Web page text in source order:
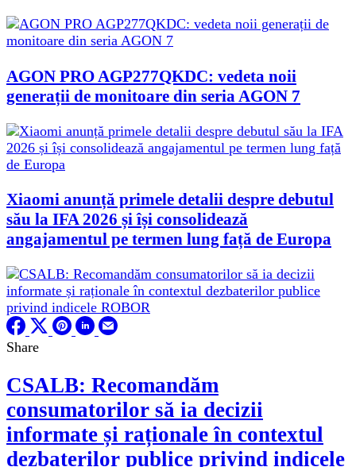
AGON PRO AGP277QKDC: vedeta noii
generații de monitoare din seria AGON 7
Xiaomi anunță primele detalii despre debutul
său la IFA 2026 și își consolidează
angajamentul pe termen lung față de Europa
Share
CSALB: Recomandăm
consumatorilor să ia decizii
informate și raționale în contextul
dezbaterilor publice privind indicele